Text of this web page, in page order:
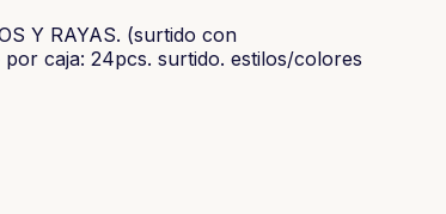
Y RAYAS. (surtido con
caja: 24pcs. surtido. estilos/colores